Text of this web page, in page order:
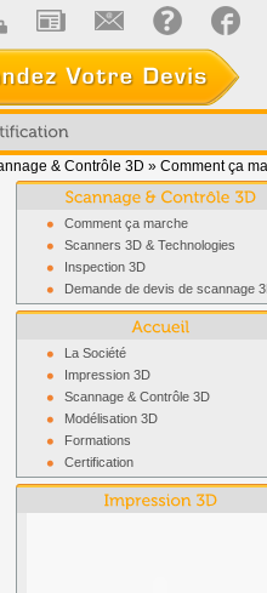
& Contrôle 3D » Comment ça
Comment ça marche
Scanners 3D & Technologies
Inspection 3D
Demande de devis de scannage
La Société
Impression 3D
Scannage & Contrôle 3D
Modélisation 3D
Formations
Certification